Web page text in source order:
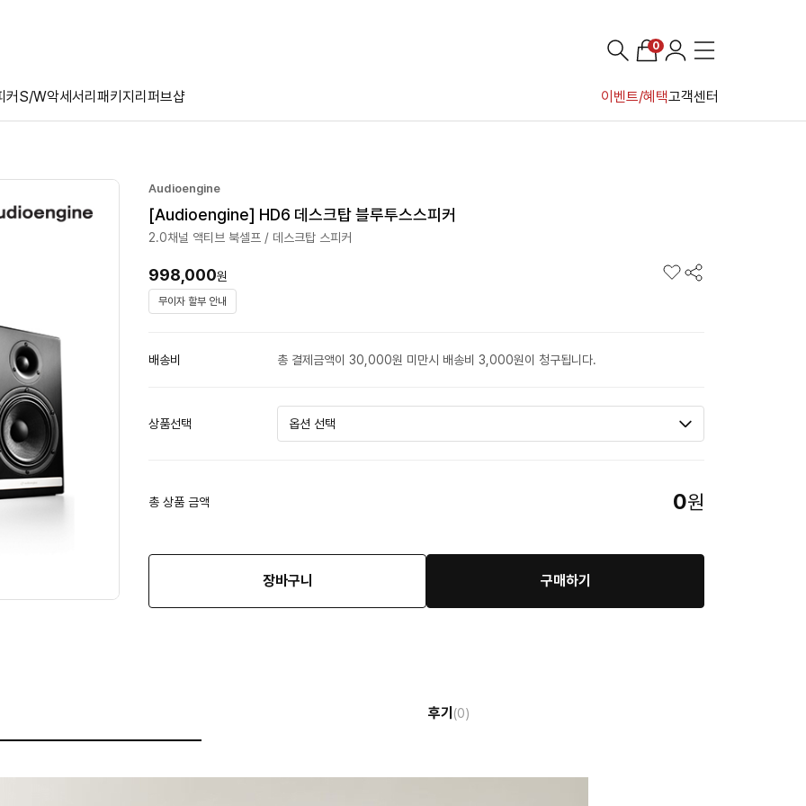
커S/W악세서리 패키지리퍼브샵 이벤트/혜택고객센터
0
Audioengine
[Audioengine] HD6 데스크탑 블루투스스피커
2.0채널 액티브 북셀프 / 데스크탑 스피커
998,000원
무이자 할부 안내
배송비 총 결제금액이 30,000원 미만시 배송비 3,000원이 청구됩니다.
상품선택
총 상품 금액 0원
장바구니 구매하기
후기 (0)